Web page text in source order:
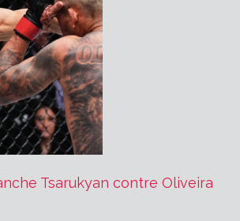
Tsarukyan contre Oliveira